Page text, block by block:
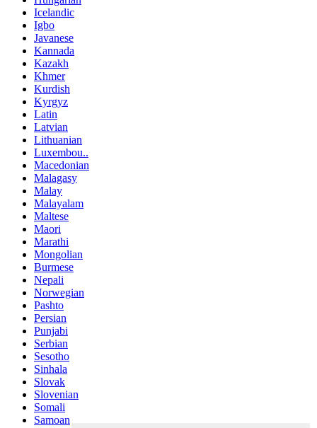
Icelandic
Igbo
Javanese
Kannada
Kazakh
Khmer
Kurdish
Kyrgyz
Latin
Latvian
Lithuanian
Luxembou..
Macedonian
Malagasy
Malay
Malayalam
Maltese
Maori
Marathi
Mongolian
Burmese
Nepali
Norwegian
Pashto
Persian
Punjabi
Serbian
Sesotho
Sinhala
Slovak
Slovenian
Somali
Samoan